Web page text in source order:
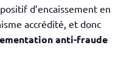
d’encaissement en
accrédité, et donc
anti-fraude